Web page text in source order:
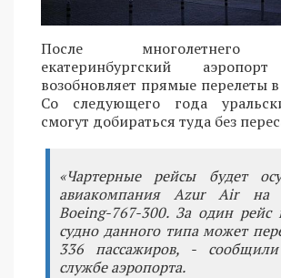
После многолетнего
екатеринбургский
возобновляет прямые перелеты
Со следующего года
смогут добираться туда без
«Чартерные рейсы будет
авиакомпания Azur Air на
Boeing-767-300. За один рейс
судно данного типа может
336 пассажиров, -
службе аэропорта.